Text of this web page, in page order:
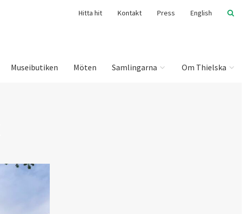
Hitta hit Kontakt Press English
Museibutiken Möten Samlingarna Om Thielska